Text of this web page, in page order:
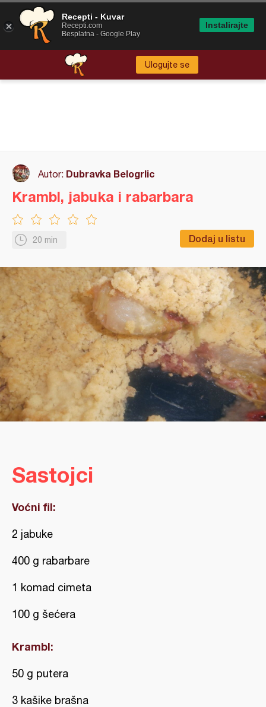
Ulogujte se
Autor: Dubravka Belogrlic
20 min Dodaj u listu
Krambl, jabuka i rabarbara
Sastojci
Voćni fil:
2 jabuke
400 g rabarbare
1 komad cimeta
100 g šećera
Krambl:
50 g putera
3 kašike brašna
Recepti - Kuvar
Recepti.com
Besplatna - Google Play
Instalirajte